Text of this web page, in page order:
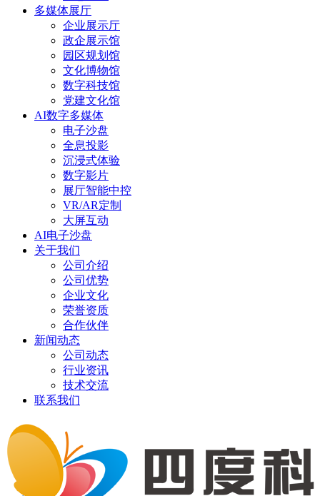
多媒体展厅
企业展示厅
政企展示馆
园区规划馆
文化博物馆
数字科技馆
党建文化馆
AI数字多媒体
电子沙盘
全息投影
沉浸式体验
数字影片
展厅智能中控
VR/AR定制
大屏互动
AI电子沙盘
关于我们
公司介绍
公司优势
企业文化
荣誉资质
合作伙伴
新闻动态
公司动态
行业资讯
技术交流
联系我们